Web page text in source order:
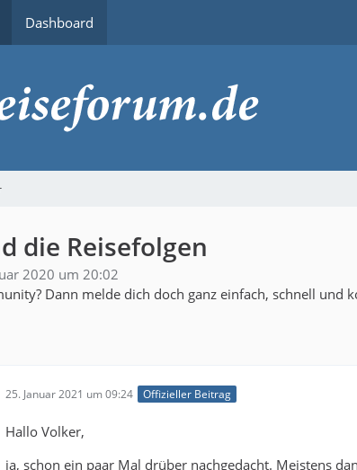
Dashboard
die Reisefolgen
2020 um 20:02
Dann melde dich doch ganz einfach, schnell
25. Januar 2021 um 09:24 Offizieller Beitrag
Hallo Volker,
ja, schon ein paar Mal drüber nachgedacht. Meistens